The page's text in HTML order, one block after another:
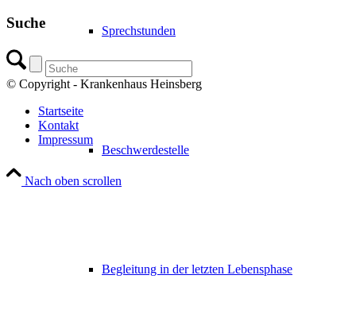
Sprechstunden
Beschwerdestelle
Begleitung in der letzten Lebensphase
Suche
© Copyright - Krankenhaus Heinsberg
Startseite
Kontakt
Impressum
Nach oben scrollen